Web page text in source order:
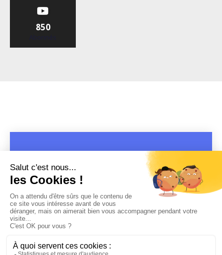
850
Abonnés
MENTIONS LÉGALES-POLITIQUE DE CONFIDENTIALITÉ